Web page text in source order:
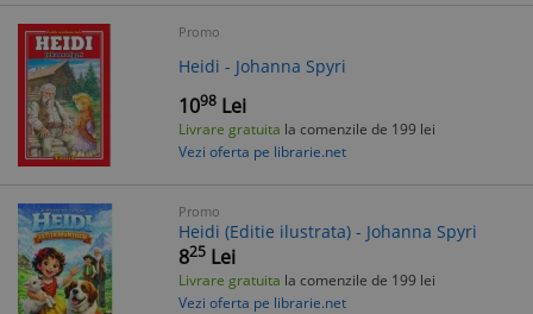
Promo
Heidi - Johanna Spyri
1098 Lei
Livrare gratuita la comenzile de 199 lei
Vezi oferta pe librarie.net
Promo
Heidi (Editie ilustrata) - Johanna Spyri
825 Lei
Livrare gratuita la comenzile de 199 lei
Vezi oferta pe librarie.net